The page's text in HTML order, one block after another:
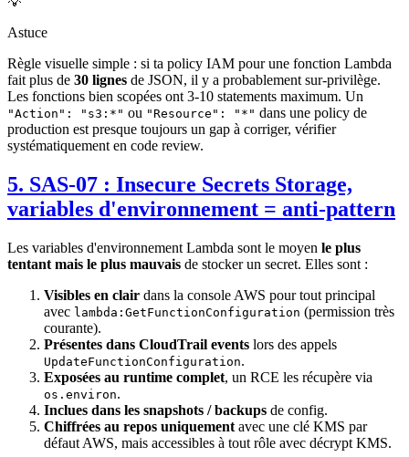
Astuce
Règle visuelle simple : si ta policy IAM pour une fonction Lambda
fait plus de 30 lignes de JSON, il y a probablement sur-privilège.
Les fonctions bien scopées ont 3-10 statements maximum. Un
"Action": "s3:*" ou "Resource": "*" dans une policy de
production est presque toujours un gap à corriger, vérifier
systématiquement en code review.
5. SAS-07 : Insecure Secrets Storage,
variables d'environnement = anti-pattern
Les variables d'environnement Lambda sont le moyen le plus
tentant mais le plus mauvais de stocker un secret. Elles sont :
Visibles en clair dans la console AWS pour tout principal
avec lambda:GetFunctionConfiguration (permission très
courante).
Présentes dans CloudTrail events lors des appels
UpdateFunctionConfiguration.
Exposées au runtime complet, un RCE les récupère via
os.environ.
Inclues dans les snapshots / backups de config.
Chiffrées au repos uniquement avec une clé KMS par
défaut AWS, mais accessibles à tout rôle avec décrypt KMS.